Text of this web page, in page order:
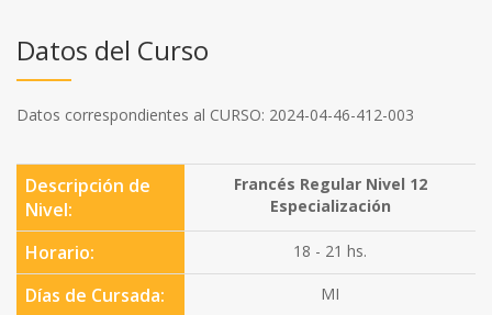
Datos del Curso
Datos correspondientes al CURSO: 2024-04-46-412-003
Descripción de
Nivel:
Francés Regular Nivel 12
Especialización
Horario: 18 - 21 hs.
Días de Cursada: MI